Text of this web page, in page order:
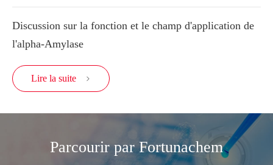
Discussion sur la fonction et le champ d'application de
l'alpha-Amylase
Lire la suite 
Parcourir par Fortunachem